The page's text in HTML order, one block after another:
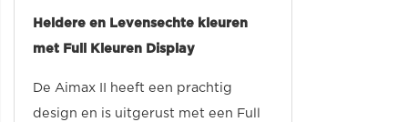
Heldere en Levensechte kleuren
met Full Kleuren Display
De Aimax II heeft een prachtig
design en is uitgerust met een Full